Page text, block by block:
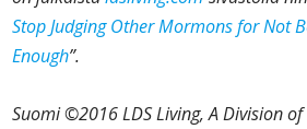
Stop Judging Other Mormons for Not
Enough”.
Suomi ©2016 LDS Living, A Division